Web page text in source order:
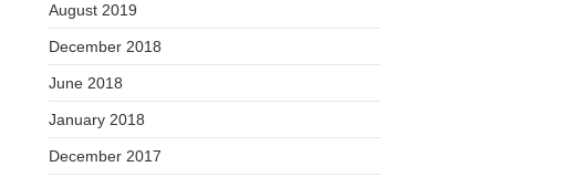
August 2019
December 2018
June 2018
January 2018
December 2017